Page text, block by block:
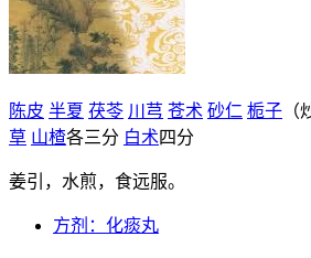
陈皮 半夏 茯苓 川芎 苍术 砂仁 栀子 （
草 山楂各三分 白术四分
姜引，水煎，食远服。
方剂：化痰丸